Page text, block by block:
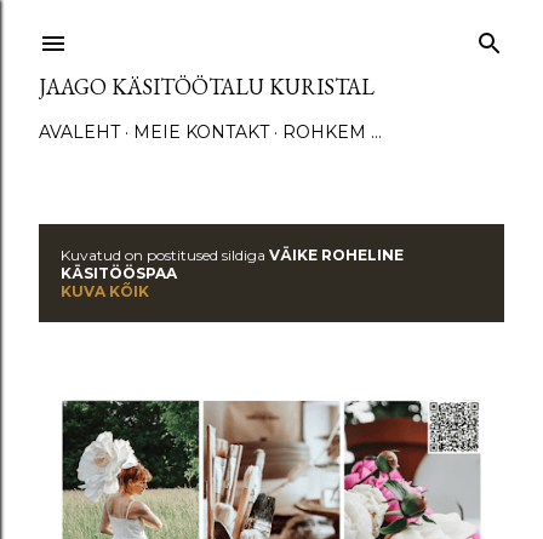
JAAGO KÄSITÖÖTALU KURISTAL
AVALEHT MEIE KONTAKT ROHKEM …
o
Kuvatud on postitused sildiga VÄIKE ROHELINE
KÄSITÖÖSPAA
KUVA KÕIK